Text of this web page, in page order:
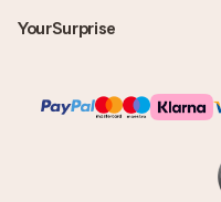
YourSurprise